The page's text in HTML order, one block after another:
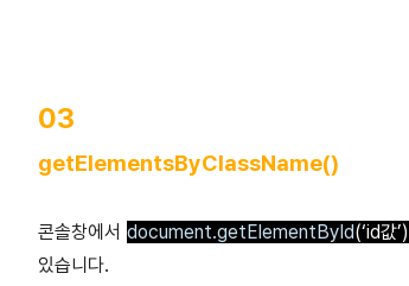
03
getElementsByClassName()
콘솔창에서document.getElementById(‘id값’)
있습니다.